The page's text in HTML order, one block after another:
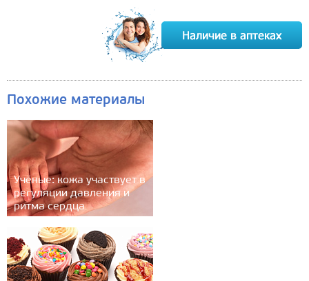
Похожие материалы
Учёные: кожа участвует в
регуляции давления и
ритма сердца